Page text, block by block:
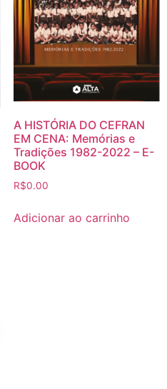
A HISTÓRIA DO CEFRAN
EM CENA: Memórias e
Tradições 1982-2022 – E-
BOOK
R$0.00
Adicionar ao carrinho